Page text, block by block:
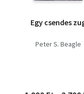
Egy csendes
Peter S. Beagle